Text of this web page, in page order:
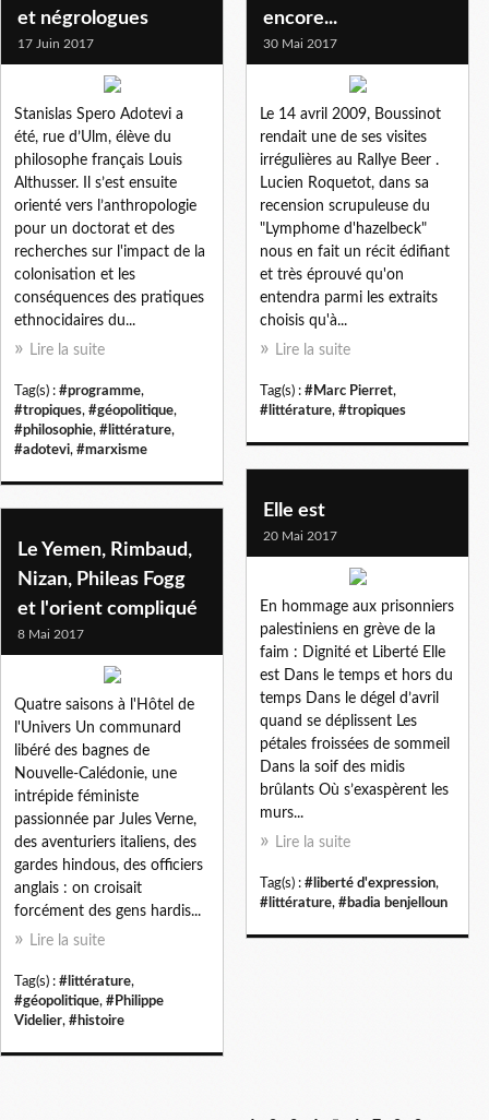
et négrologues
17 Juin 2017
Stanislas Spero Adotevi a
été, rue d’Ulm, élève du
philosophe français Louis
Althusser. Il s’est ensuite
orienté vers l’anthropologie
pour un doctorat et des
recherches sur l'impact de la
colonisation et les
conséquences des pratiques
ethnocidaires du...
Lire la suite
Tag(s) : #programme,
#tropiques, #géopolitique,
#philosophie, #littérature,
#adotevi, #marxisme
encore...
30 Mai 2017
Le 14 avril 2009, Boussinot
rendait une de ses visites
irrégulières au Rallye Beer .
Lucien Roquetot, dans sa
recension scrupuleuse du
"Lymphome d'hazelbeck"
nous en fait un récit édifiant
et très éprouvé qu'on
entendra parmi les extraits
choisis qu'à...
Lire la suite
Tag(s) : #Marc Pierret,
#littérature, #tropiques
Elle est
20 Mai 2017
En hommage aux prisonniers
palestiniens en grève de la
faim : Dignité et Liberté Elle
est Dans le temps et hors du
temps Dans le dégel d’avril
quand se déplissent Les
pétales froissées de sommeil
Dans la soif des midis
brûlants Où s’exaspèrent les
murs...
Lire la suite
Tag(s) : #liberté d'expression,
#littérature, #badia benjelloun
Le Yemen, Rimbaud,
Nizan, Phileas Fogg
et l'orient compliqué
8 Mai 2017
Quatre saisons à l'Hôtel de
l'Univers Un communard
libéré des bagnes de
Nouvelle-Calédonie, une
intrépide féministe
passionnée par Jules Verne,
des aventuriers italiens, des
gardes hindous, des officiers
anglais : on croisait
forcément des gens hardis...
Lire la suite
Tag(s) : #littérature,
#géopolitique, #Philippe
Videlier, #histoire